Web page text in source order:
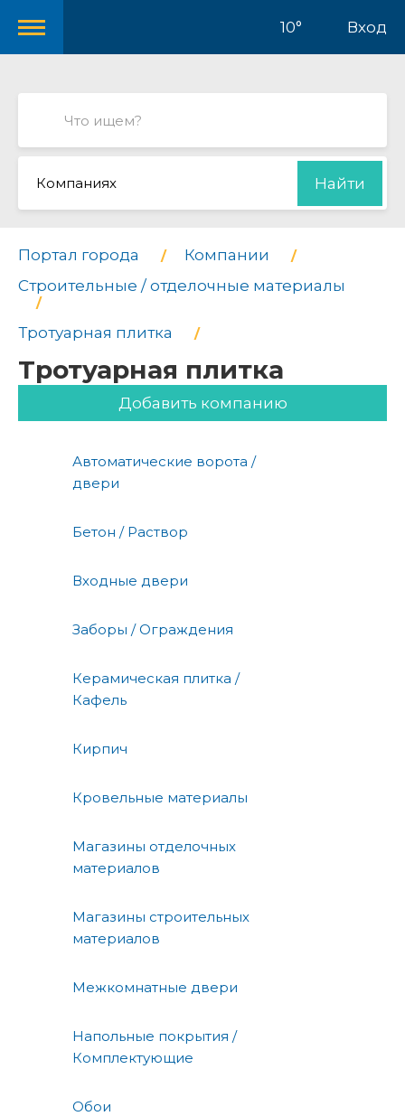
10° Вход
Компаниях Найти
Портал города
Компании
Строительные / отделочные материалы
Тротуарная плитка
Тротуарная плитка
Добавить компанию
Автоматические ворота /
двери
Бетон / Раствор
Входные двери
Заборы / Ограждения
Керамическая плитка /
Кафель
Кирпич
Кровельные материалы
Магазины отделочных
материалов
Магазины строительных
материалов
Межкомнатные двери
Напольные покрытия /
Комплектующие
Обои